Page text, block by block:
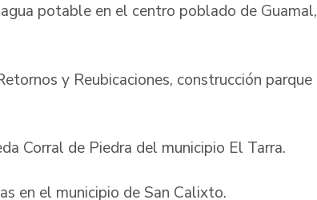
potable en el centro poblado de Guamal,
y Reubicaciones, construcción parque
Corral de Piedra del municipio El Tarra.
en el municipio de San Calixto.